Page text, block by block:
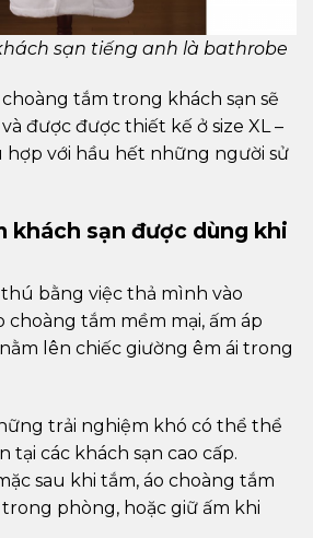
sạn tiếng anh là bathrobe
tắm trong khách sạn sẽ
được được thiết kế ở size XL –
với hầu hết những người sử
khách sạn được dùng khi
bằng việc thả mình vào
tắm mềm mại, ấm áp
lên chiếc giường êm ái trong
trải nghiệm khó có thể thể
tại các khách sạn cao cấp.
sau khi tắm, áo choàng tắm
trong phòng, hoặc giữ ấm khi